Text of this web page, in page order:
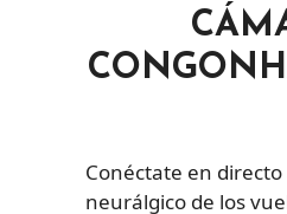
Conéctate en
neurálgico de los